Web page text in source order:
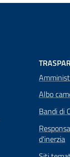
Albo
Bandi di
d'inerzia